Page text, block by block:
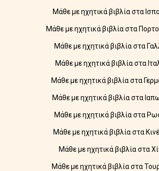
Μάθε με ηχητικά βιβλία στα
Μάθε με ηχητικά βιβλία στα
Μάθε με ηχητικά βιβλία στα
Μάθε με ηχητικά βιβλία στα
Μάθε με ηχητικά βιβλία στα
Μάθε με ηχητικά βιβλία στα
Μάθε με ηχητικά βιβλία στα
Μάθε με ηχητικά βιβλία στα
Μάθε με ηχητικά βιβλία στα
Μάθε με ηχητικά βιβλία στα